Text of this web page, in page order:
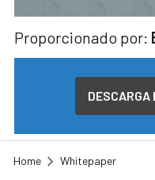
Proporcionado por:
Home Whitepaper